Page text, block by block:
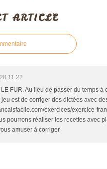
ARTICLE
11:22
FUR. Au lieu de passer du temps
est de corriger des dictées avec
exercices/exercice-
pourrons réaliser les recettes avec
amuser à corriger